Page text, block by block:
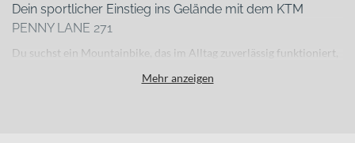
Dein sportlicher Einstieg ins Gelände mit dem KTM
PENNY LANE 271
Du suchst ein Mountainbike, das im Alltag zuverlässig funktioniert,
Abenteuern überzeugt? DasKTM PENNY LANE 271
Mehr anzeigen